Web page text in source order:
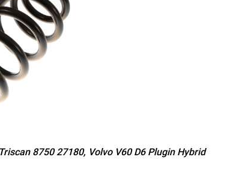
8750 27180, Volvo V60 D6 Plugin Hybrid